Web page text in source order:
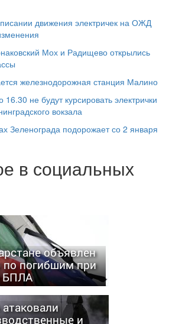
движения электричек на ОЖД
Мох и Радищево открылись
железнодорожная станция Малино
не будут курсировать электрички
вокзала
Зеленограда подорожает со 2 января
в социальных
объявлен
по погибшим при
БПЛА
и